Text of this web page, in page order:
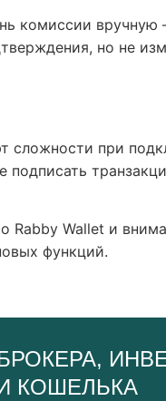
комиссии
но не
сложности при
Wallet и
функций.
КОШЕЛЬКА